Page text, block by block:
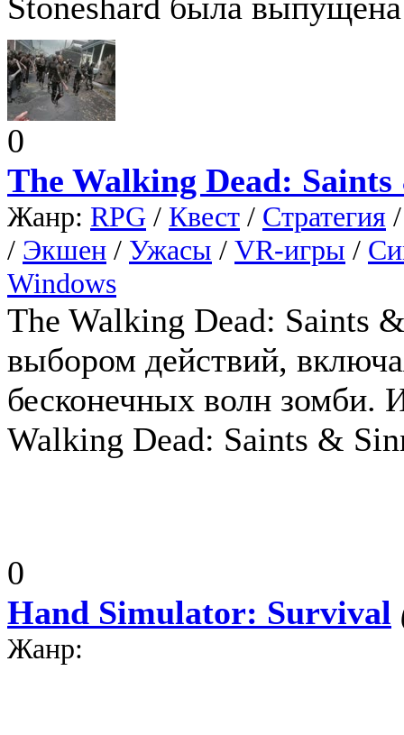
0
The Walking Dead:
Жанр: RPG / Квест / Стратегия
/ Экшен / Ужасы / VR-игры /
Windows
The Walking Dead: Saints
выбором действий,
бесконечных волн зомби.
Walking Dead: Saints &
0
Hand Simulator: Survival
Жанр: